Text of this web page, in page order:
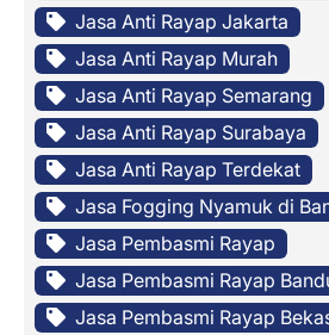
Jasa Anti Rayap Jakarta
Jasa Anti Rayap Murah
Jasa Anti Rayap Semarang
Jasa Anti Rayap Surabaya
Jasa Anti Rayap Terdekat
Jasa Fogging Nyamuk di
Jasa Pembasmi Rayap
Jasa Pembasmi Rayap
Jasa Pembasmi Rayap